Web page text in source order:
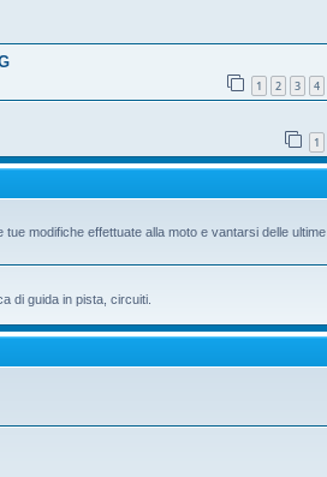
1 2 3 4
1
modifiche effettuate alla moto e vantarsi delle ultime
di guida in pista, circuiti.